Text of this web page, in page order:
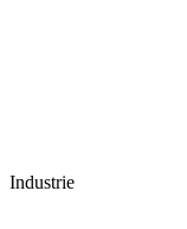
Industrie